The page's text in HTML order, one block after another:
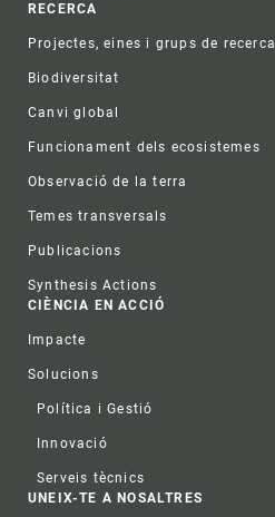
RECERCA
Projectes, eines i grups de recerca
Biodiversitat
Canvi global
Funcionament dels ecosistemes
Observació de la terra
Temes transversals
Publicacions
Synthesis Actions
CIÈNCIA EN ACCIÓ
Impacte
Solucions
Política i Gestió
Innovació
Serveis tècnics
UNEIX-TE A NOSALTRES